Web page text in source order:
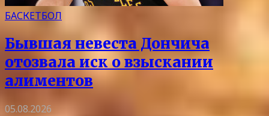
БАСКЕТБОЛ
Бывшая невеста Дончича
отозвала иск о взыскании
алиментов
05.08.2026